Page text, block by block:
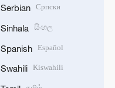
Serbian Српски
Sinhala සිංහල
Spanish Español
Swahili Kiswahili